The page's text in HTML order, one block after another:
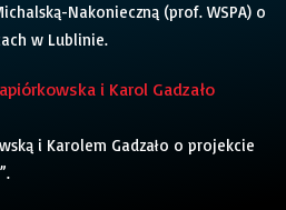
Nakonieczną (prof. WSPA) o
w Lublinie.
i Karol Gadzało
i Karolem Gadzało o projekcie